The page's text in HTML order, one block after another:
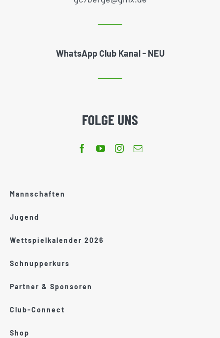
WhatsApp Club Kanal - NEU
FOLGE UNS
Mannschaften
Jugend
Wettspielkalender 2026
Schnupperkurs
Partner & Sponsoren
Club-Connect
Shop